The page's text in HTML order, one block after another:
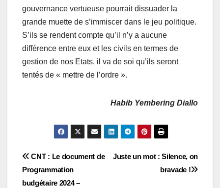
gouvernance vertueuse pourrait dissuader la
grande muette de s’immiscer dans le jeu politique.
S’ils se rendent compte qu’il n’y a aucune
différence entre eux et les civils en termes de
gestion de nos Etats, il va de soi qu’ils seront
tentés de « mettre de l’ordre ».
Habib Yembering Diallo
Navigation
de
Juste un mot : Silence, on
bravade !
CNT : Le document de
Programmation
budgétaire 2024 –